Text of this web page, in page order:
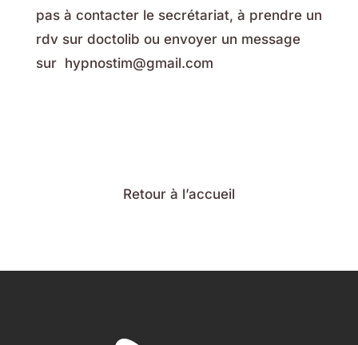
pas à contacter le secrétariat, à prendre un
rdv sur doctolib ou envoyer un message
sur hypnostim@gmail.com
Retour à l’accueil